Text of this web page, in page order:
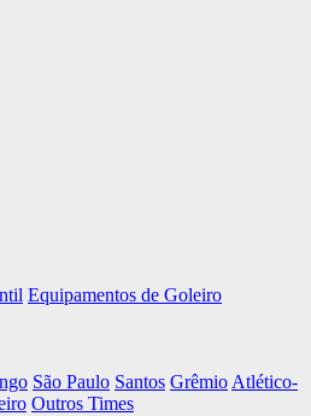
Equipamentos de Goleiro
São Paulo Santos Grêmio Atlético-
Outros Times